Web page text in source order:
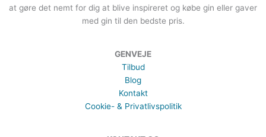
at gøre det nemt for dig at blive inspireret og købe gin eller gaver
med gin til den bedste pris.
GENVEJE
Tilbud
Blog
Kontakt
Cookie- & Privatlivspolitik